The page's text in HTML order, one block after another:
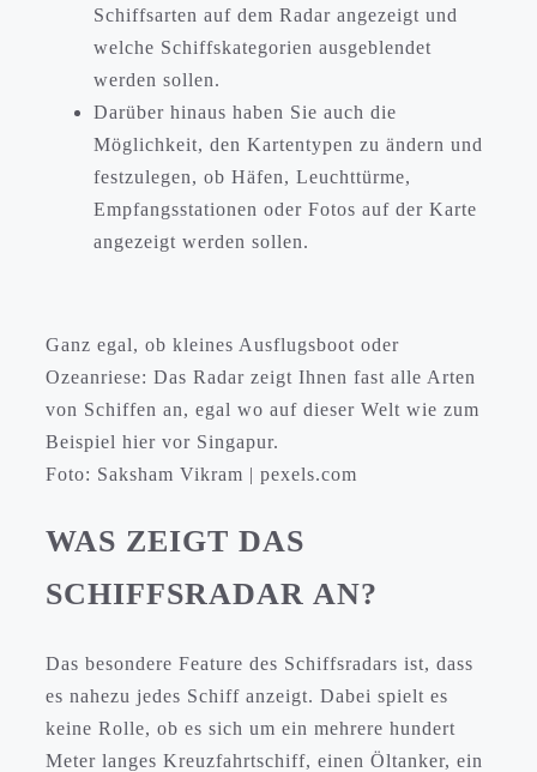
Schiffsarten auf dem Radar angezeigt und
welche Schiffskategorien ausgeblendet
werden sollen.
Darüber hinaus haben Sie auch die
Möglichkeit, den Kartentypen zu ändern und
festzulegen, ob Häfen, Leuchttürme,
Empfangsstationen oder Fotos auf der Karte
angezeigt werden sollen.
Ganz egal, ob kleines Ausflugsboot oder
Ozeanriese: Das Radar zeigt Ihnen fast alle Arten
von Schiffen an, egal wo auf dieser Welt wie zum
Beispiel hier vor Singapur.
Foto: Saksham Vikram | pexels.com
WAS ZEIGT DAS
SCHIFFSRADAR AN?
Das besondere Feature des Schiffsradars ist, dass
es nahezu jedes Schiff anzeigt. Dabei spielt es
keine Rolle, ob es sich um ein mehrere hundert
Meter langes Kreuzfahrtschiff, einen Öltanker, ein